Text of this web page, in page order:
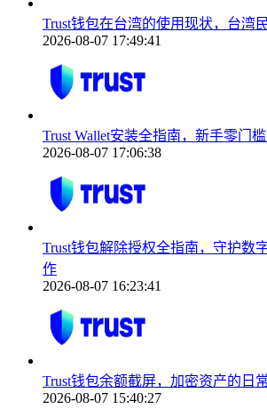
Trust钱包在台湾的使用现状，台湾
2026-08-07 17:49:41
Trust Wallet安装全指南，新手零门
2026-08-07 17:06:38
Trust钱包解除授权全指南，守护数
作
2026-08-07 16:23:41
Trust钱包余额截屏，加密资产的日
2026-08-07 15:40:27